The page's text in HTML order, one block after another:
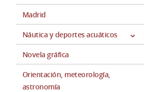
Madrid
Náutica y deportes acuáticos
Novela gráfica
Orientación, meteorología,
astronomía